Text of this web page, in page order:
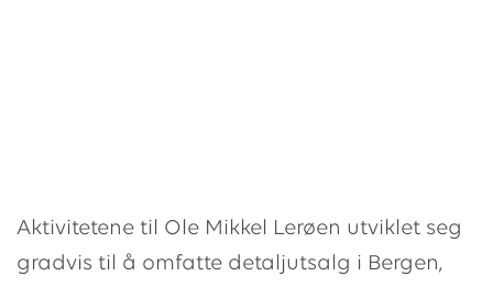
Aktivitetene til Ole Mikkel Lerøen utviklet seg
gradvis til å omfatte detaljutsalg i Bergen,